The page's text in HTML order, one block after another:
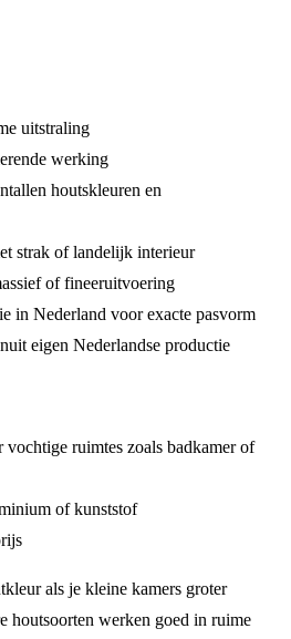
uitstraling
werking
houtskleuren en
strak of landelijk interieur
of fineeruitvoering
in Nederland voor exacte pasvorm
eigen Nederlandse productie
ruimtes zoals badkamer of
of kunststof
als je kleine kamers groter
houtsoorten werken goed in ruime